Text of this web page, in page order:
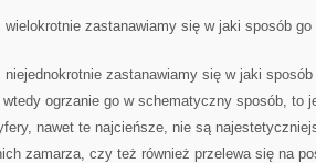
wielokrotnie zastanawiamy się w jaki sposób go
niejednokrotnie zastanawiamy się w jaki
ogrzanie go w schematyczny sposób, to
nawet te najcieńsze, nie są
zamarza, czy też również przelewa się na